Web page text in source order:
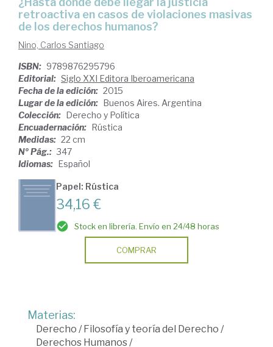
retroactiva en casos de violaciones masivas
de los derechos humanos?
Nino, Carlos Santiago
ISBN: 9789876295796
Editorial: Siglo XXI Editora Iberoamericana
Fecha de la edición: 2015
Lugar de la edición: Buenos Aires. Argentina
Colección: Derecho y Política
Encuadernación: Rústica
Medidas: 22 cm
Nº Pág.: 347
Idiomas: Español
Papel: Rústica
34,16 €
Stock en librería. Envío en 24/48 horas
COMPRAR
Materias:
Derecho /Filosofía y teoría del Derecho /
Derechos Humanos /